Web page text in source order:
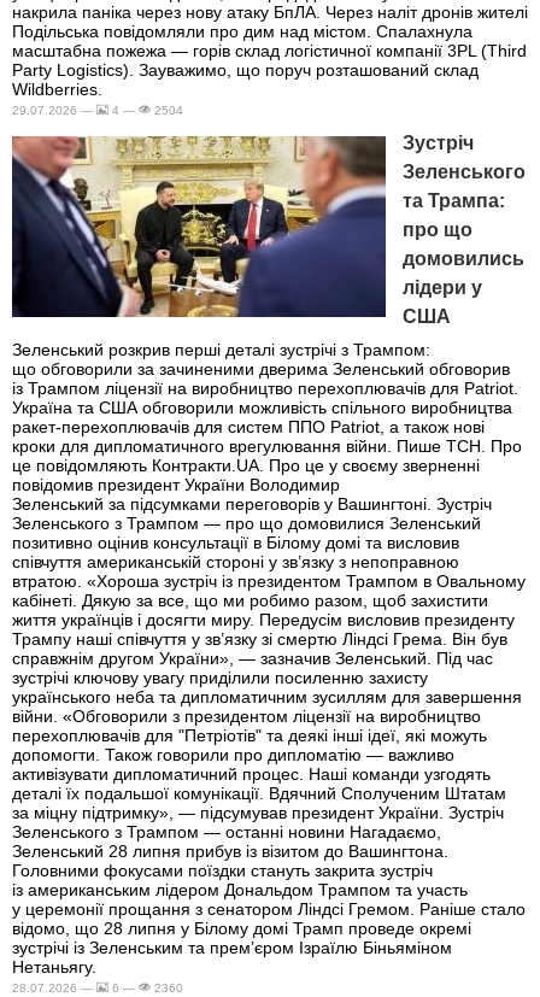
накрила паніка через нову атаку БпЛА. Через наліт дронів жителі
Подільська повідомляли про дим над містом. Спалахнула
масштабна пожежа — горів склад логістичної компанії 3PL (Third
Party Logistics). Зауважимо, що поруч розташований склад
Wildberries.
29.07.2026 — 4 — 2504
Зустріч
Зеленського
та Трампа:
про що
домовились
лідери у
США
Зеленський розкрив перші деталі зустрічі з Трампом:
що обговорили за зачиненими дверима Зеленський обговорив
із Трампом ліцензії на виробництво перехоплювачів для Patriot.
Україна та США обговорили можливість спільного виробництва
ракет-перехоплювачів для систем ППО Patriot, а також нові
кроки для дипломатичного врегулювання війни. Пише ТСН. Про
це повідомляють Контракти.UA. Про це у своєму зверненні
повідомив президент України Володимир
Зеленський за підсумками переговорів у Вашингтоні. Зустріч
Зеленського з Трампом — про що домовилися Зеленський
позитивно оцінив консультації в Білому домі та висловив
співчуття американській стороні у зв’язку з непоправною
втратою. «Хороша зустріч із президентом Трампом в Овальному
кабінеті. Дякую за все, що ми робимо разом, щоб захистити
життя українців і досягти миру. Передусім висловив президенту
Трампу наші співчуття у зв’язку зі смертю Ліндсі Грема. Він був
справжнім другом України», — зазначив Зеленський. Під час
зустрічі ключову увагу приділили посиленню захисту
українського неба та дипломатичним зусиллям для завершення
війни. «Обговорили з президентом ліцензії на виробництво
перехоплювачів для "Петріотів" та деякі інші ідеї, які можуть
допомогти. Також говорили про дипломатію — важливо
активізувати дипломатичний процес. Наші команди узгодять
деталі їх подальшої комунікації. Вдячний Сполученим Штатам
за міцну підтримку», — підсумував президент України. Зустріч
Зеленського з Трампом — останні новини Нагадаємо,
Зеленський 28 липня прибув із візитом до Вашингтона.
Головними фокусами поїздки стануть закрита зустріч
із американським лідером Дональдом Трампом та участь
у церемонії прощання з сенатором Ліндсі Гремом. Раніше стало
відомо, що 28 липня у Білому домі Трамп проведе окремі
зустрічі із Зеленським та прем’єром Ізраїлю Біньяміном
Нетаньягу.
28.07.2026 — 6 — 2360